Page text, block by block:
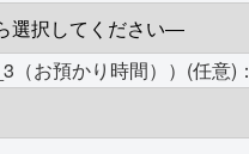
（お預かり時間））(任意)：